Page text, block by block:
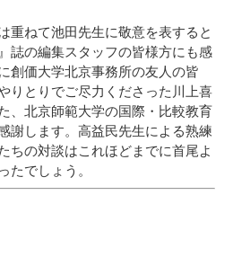
重ねて池田先生に敬意を表すると
誌の編集スタッフの皆様方にも感
創価大学北京事務所の友人の皆
りとりでご尽力くださった川上喜
、北京師範大学の国際・比較教育
謝します。高益民先生による熟練
ちの対談はこれほどまでに首尾よ
たでしょう。